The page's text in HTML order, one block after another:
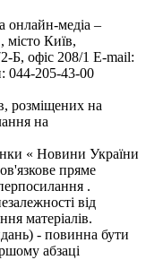
онлайн-медіа –
місто Київ,
офіс 208/1 E-mail:
044-205-43-00
розміщених на
на
« Новини України
пряме
.
від
матеріалів.
- повинна бути
абзаці